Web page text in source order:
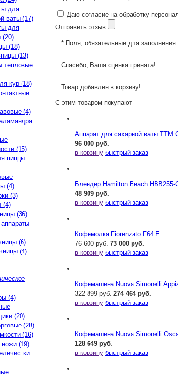
Даю согласие на обработку
Отправить отзыв
* Поля, обязательные для заполнения
Спасибо, Ваша оценка принята!
Товар добавлен в корзину!
С этим товаром покупают
Аппарат для сахарной ваты ТТМ
96 000 руб.
в корзину быстрый заказ
Блендер Hamilton Beach HBB255-
48 909 руб.
в корзину быстрый заказ
Кофемолка Fiorenzato F64 E
76 600 руб. 73 000 руб.
в корзину быстрый заказ
Кофемашина Nuova Simonelli
322 899 руб. 274 464 руб.
в корзину быстрый заказ
Кофемашина Nuova Simonelli
128 649 руб.
в корзину быстрый заказ
для
ваты (17)
для
(20)
(18)
(13)
тепловые
кур (18)
(4)
(15)
пиццы
(4)
(3)
(4)
(36)
аппараты
(6)
(4)
(4)
(20)
(28)
(16)
ножи (19)